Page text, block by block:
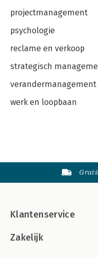
projectmanagement
psychologie
reclame en verkoop
strategisch
verandermanagement
werk en loopbaan
Klantenservice
Zakelijk